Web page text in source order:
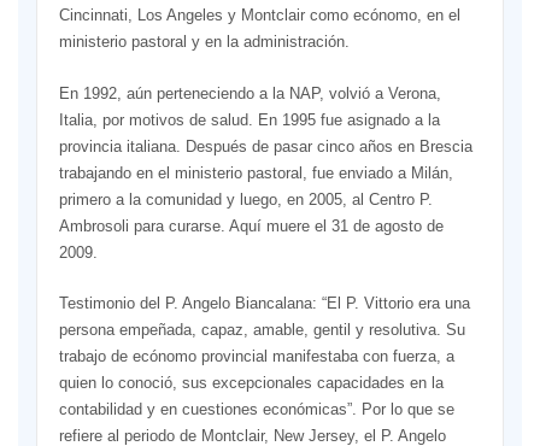
Cincinnati, Los Angeles y Montclair como ecónomo, en el
ministerio pastoral y en la administración.
En 1992, aún perteneciendo a la NAP, volvió a Verona,
Italia, por motivos de salud. En 1995 fue asignado a la
provincia italiana. Después de pasar cinco años en Brescia
trabajando en el ministerio pastoral, fue enviado a Milán,
primero a la comunidad y luego, en 2005, al Centro P.
Ambrosoli para curarse. Aquí muere el 31 de agosto de
2009.
Testimonio del P. Angelo Biancalana: “El P. Vittorio era una
persona empeñada, capaz, amable, gentil y resolutiva. Su
trabajo de ecónomo provincial manifestaba con fuerza, a
quien lo conoció, sus excepcionales capacidades en la
contabilidad y en cuestiones económicas”. Por lo que se
refiere al periodo de Montclair, New Jersey, el P. Angelo